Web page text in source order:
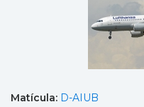
Matícula: D-AIUB